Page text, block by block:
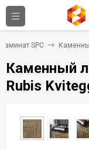
Ламинат SPC
Каменный
Rubis